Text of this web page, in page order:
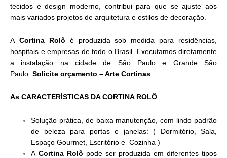
tecidos e design moderno, contribui para que se ajuste aos
mais variados projetos de arquitetura e estilos de decoração.
A Cortina Rolô é produzida sob medida para residências,
hospitais e empresas de todo o Brasil. Executamos diretamente
a instalação na cidade de São Paulo e Grande São
Paulo. Solicite orçamento – Arte Cortinas
As CARACTERÍSTICAS DA CORTINA ROLÔ
Solução prática, de baixa manutenção, com lindo padrão
de beleza para portas e janelas: ( Dormitório, Sala,
Espaço Gourmet, Escritório e Cozinha )
ACortina Rolô pode ser produzida em diferentes tipos